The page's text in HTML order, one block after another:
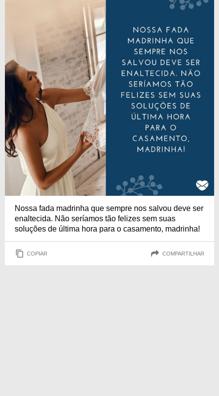
Nossa fada madrinha que sempre nos salvou deve ser
enaltecida. Não seríamos tão felizes sem suas
soluções de última hora para o casamento, madrinha!
COPIAR COMPARTILHAR